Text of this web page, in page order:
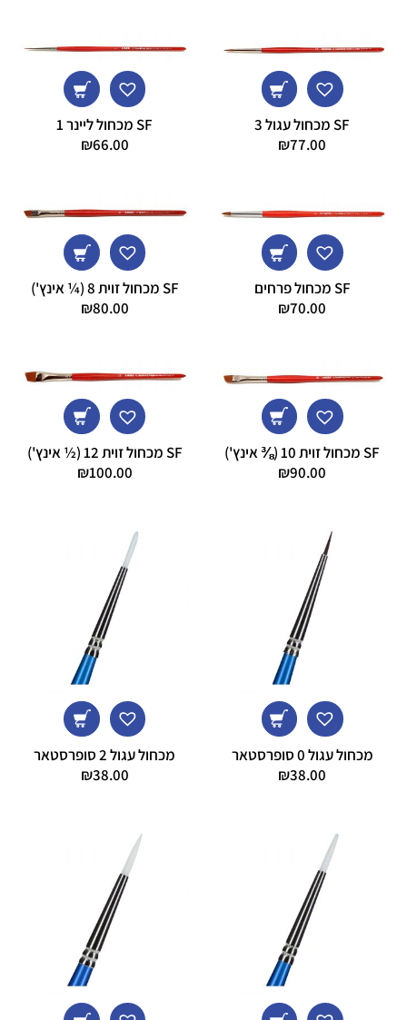
SF מכחול עגול 3
₪77.00
SF מכחול ליינר 1
₪66.00
SF מכחול פרחים
₪70.00
SF מכחול זוית 8 (¼ אינץ')
₪80.00
SF מכחול זוית 10 (⅜ אינץ')
₪90.00
SF מכחול זוית 12 (½ אינץ')
₪100.00
מכחול עגול 0 סופרסטאר
₪38.00
מכחול עגול 2 סופרסטאר
₪38.00